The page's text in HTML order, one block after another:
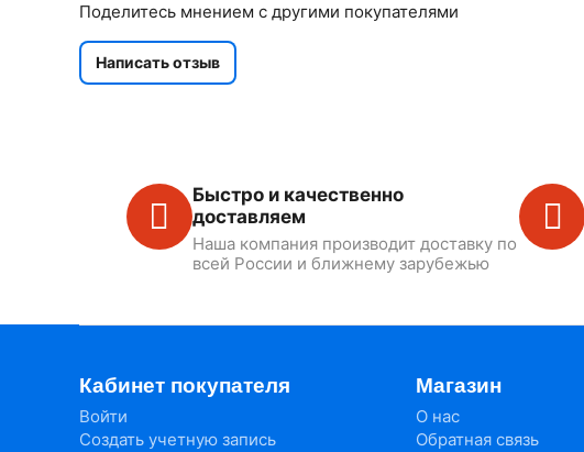
Поделитесь мнением с другими покупателями
Написать отзыв
Быстро и качественно
доставляем
Наша компания производит доставку по
всей России и ближнему зарубежью
Кабинет покупателя
Войти
Создать учетную запись
Магазин
О нас
Обратная связь